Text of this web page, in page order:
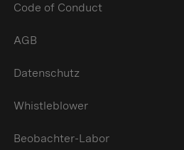
Code of Conduct
AGB
Datenschutz
Whistleblower
Beobachter-Labor